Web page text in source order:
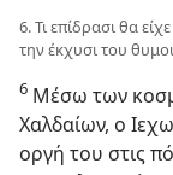
6. Τι επίδρασι θα
την έκχυσι του
6 Μέσω των
Χαλδαίων, ο
οργή του στις